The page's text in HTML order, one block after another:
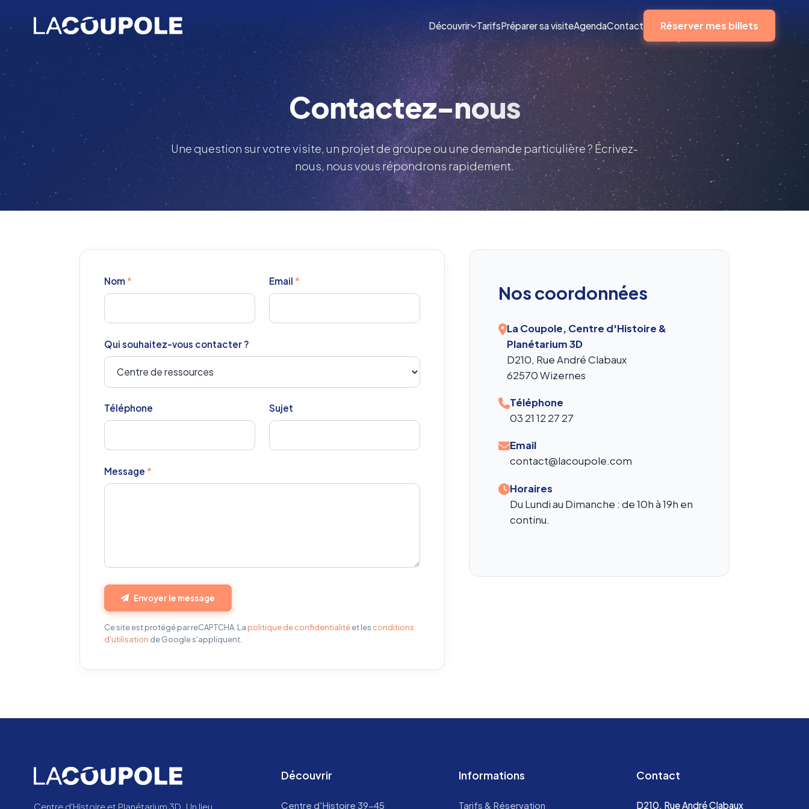
Découvrir TarifsPréparer sa visiteAgendaContact Réserver mes billets
Contactez-nous
Une question sur votre visite, un projet de groupe ou une demande particulière ? Écrivez-
nous, nous vous répondrons rapidement.
Nom * Email *
Qui souhaitez-vous contacter ?
Téléphone Sujet
Message *
Envoyer le message
Ce site est protégé par reCAPTCHA. La politique de confidentialitéet les conditions
d'utilisation de Google s'appliquent.
Nos coordonnées
La Coupole, Centre d'Histoire &
Planétarium 3D
D210, Rue André Clabaux
62570 Wizernes
Téléphone
03 21 12 27 27
Email
contact@lacoupole.com
Horaires
Du Lundi au Dimanche : de 10h à 19h en
continu.
Centre d'Histoire et Planétarium 3D. Un lieu
Découvrir
Centre d'Histoire 39-45
Informations
Tarifs & Réservation
Contact
D210, Rue André Clabaux